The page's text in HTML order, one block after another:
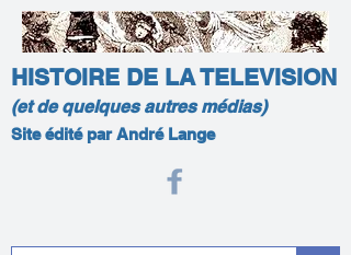
HISTOIRE DE LA TELEVISION
(et de quelques autres médias)
Site édité par André Lange